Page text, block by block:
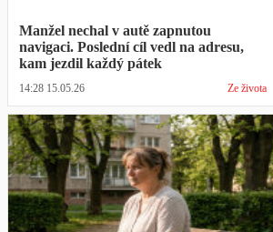
Manžel nechal v autě zapnutou
navigaci. Poslední cíl vedl na adresu,
kam jezdil každý pátek
14:28 15.05.26 Ze života